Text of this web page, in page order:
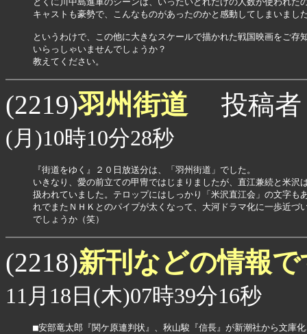
キャストも豪勢で、こんなものがあったのかと感動してしまいまし
というわけで、この他に大きなスケールで描かれた戦国映画をご存
いらっしゃいませんでしょうか？
教えてください。
(2219)羽州街道 投稿者
(月)10時10分28秒
『街道をゆく』２０日放送分は、「羽州街道」でした。
いきなり、愛の前立ての甲冑ではじまりましたが、直江兼続と米沢
扱われていました。テロップにはしっかり「米沢直江会」の文字も
れでまたＮＨＫとのパイプが太くなって、大河ドラマ化に一歩近づ
でしょうか（笑）
(2218)新刊などの情報
11月18日(木)07時39分16秒
■安部竜太郎『関ケ原連判状』、秋山駿『信長』が新潮社から文庫